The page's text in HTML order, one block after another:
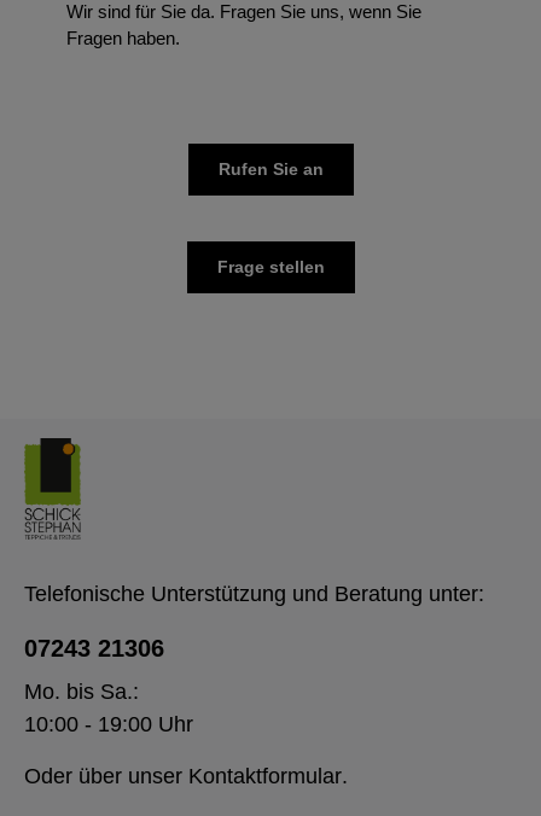
Wir sind für Sie da. Fragen Sie uns, wenn Sie
Fragen haben.
Rufen Sie an
Frage stellen
Telefonische Unterstützung und Beratung unter:
07243 21306
Mo. bis Sa.:
10:00 - 19:00 Uhr
Oder über unser Kontaktformular.